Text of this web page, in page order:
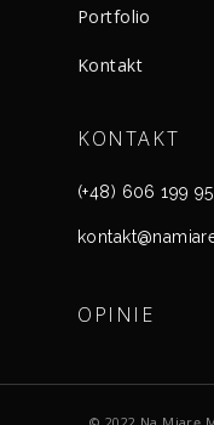
Portfolio
Kontakt
KONTAKT
(+48) 606 199
OPINIE